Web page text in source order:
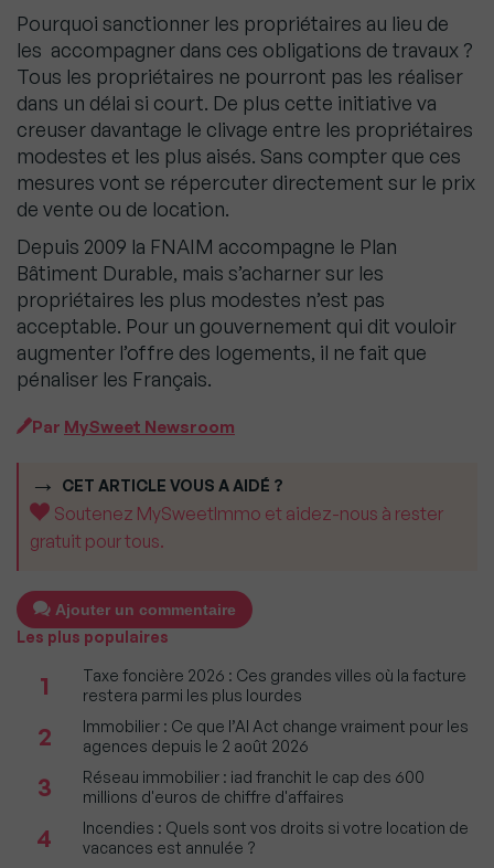
Pourquoi sanctionner les propriétaires au lieu de
les accompagner dans ces obligations de travaux ?
Tous les propriétaires ne pourront pas les réaliser
dans un délai si court. De plus cette initiative va
creuser davantage le clivage entre les propriétaires
modestes et les plus aisés. Sans compter que ces
mesures vont se répercuter directement sur le prix
de vente ou de location.
Depuis 2009 la FNAIM accompagne le Plan
Bâtiment Durable, mais s’acharner sur les
propriétaires les plus modestes n’est pas
acceptable. Pour un gouvernement qui dit vouloir
augmenter l’offre des logements, il ne fait que
pénaliser les Français.
Par MySweet Newsroom
CET ARTICLE VOUS A AIDÉ ?
Soutenez MySweetImmo et aidez-nous à rester
gratuit pour tous.
Ajouter un commentaire
Les plus populaires
1
Taxe foncière 2026 : Ces grandes villes où la facture
restera parmi les plus lourdes
2
Immobilier : Ce que l’AI Act change vraiment pour les
agences depuis le 2 août 2026
3
Réseau immobilier : iad franchit le cap des 600
millions d'euros de chiffre d'affaires
4
Incendies : Quels sont vos droits si votre location de
vacances est annulée ?